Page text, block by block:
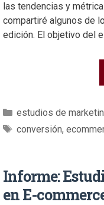
las tendencias y
compartiré algunos de
edición. El objetivo del
estudios de
conversión,
Informe:
en E-